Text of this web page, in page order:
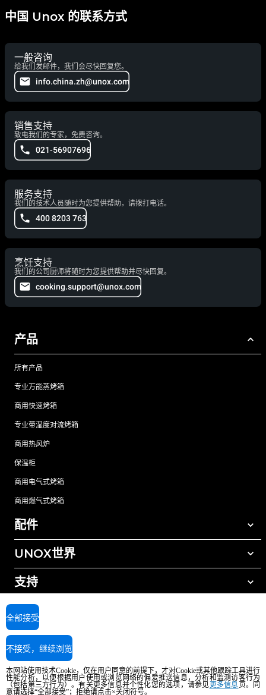
中国 Unox 的联系方式
一般咨询
给我们发邮件，我们会尽快回复您。
info.china.zh@unox.com
销售支持
致电我们的专家，免费咨询。
021-56907696
服务支持
我们的技术人员随时为您提供帮助，请拨打电话。
400 8203 763
烹饪支持
我们的公司厨师将随时为您提供帮助并尽快回复。
cooking.support@unox.com
产品
所有产品
专业万能蒸烤箱
商用快速烤箱
专业带湿度对流烤箱
商用热风炉
保温柜
商用电气式烤箱
商用燃气式烤箱
配件
所有配件
手动清洗清洁剂
树脂过滤水处理
反渗透水处理
UNOX世界
我们在全球的办事处
支持
UNOX质保
查找经销商
查找服务中心
版权所有2026 UNOX SpA保留所有权利。Reg.Imp.Padova n°04230750285 -
REA Padova 372835 - Cap.Soc.5.000.000€iv - 增值税/税号04230750285 - IT
WEEE Reg. No. IT08020000000377
AI Content Disclaimer
本网站使用技术Cookie，仅在用户同意的前提下，才对Cookie或其他跟踪工具进行
性能分析，以便根据用户使用或浏览网络的偏爱推送信息，分析和监测访客行为
（包括第三方行为）。有关更多信息并个性化您的选项，请参见更多信息 页。同
意请选择“全部接受”；拒绝请点击×关闭符号。
全部接受
不接受，继续浏览